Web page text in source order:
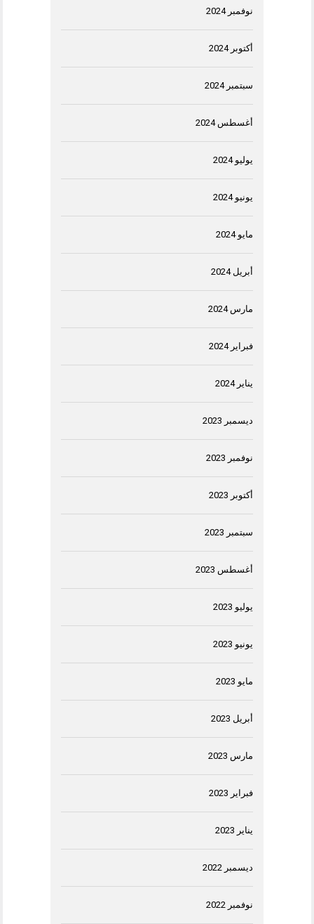
نوفمبر 2024
أكتوبر 2024
سبتمبر 2024
أغسطس 2024
يوليو 2024
يونيو 2024
مايو 2024
أبريل 2024
مارس 2024
فبراير 2024
يناير 2024
ديسمبر 2023
نوفمبر 2023
أكتوبر 2023
سبتمبر 2023
أغسطس 2023
يوليو 2023
يونيو 2023
مايو 2023
أبريل 2023
مارس 2023
فبراير 2023
يناير 2023
ديسمبر 2022
نوفمبر 2022